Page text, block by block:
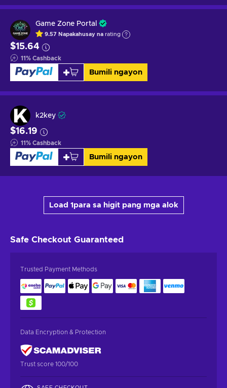
Game Zone Portal
9.57 Napakahusay na rating
$15.64
11% Cashback
Bumili ngayon
k2key
$16.19
11% Cashback
Bumili ngayon
Load 1para sa higit pang mga alok
Safe Checkout Guaranteed
Trusted Payment Methods
Data Encryption & Protection
Trust score 100/100